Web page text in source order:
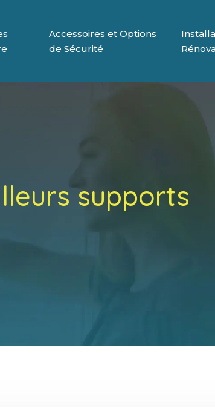
Accessoires et Options
de Sécurité
supports